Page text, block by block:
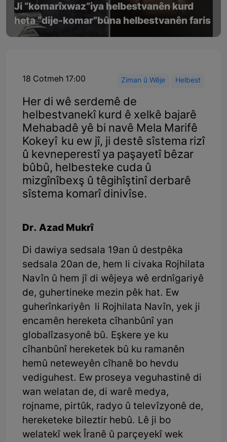
Ji “komarîxwaz”iya helbestvanên kurd
heta “dije-komar”bûna helbestvanên faris
18 Cotmeh 17:00 Ziman û Wêje Helbest
Her di wê serdemê de
helbestvanekî kurd ê xelkê bajarê
Mehabadê yê bi navê Mela Marifê
Kokeyî ku ew jî, ji destê sîstema rizî
û kevneperestî ya paşayetî bêzar
bûbû, helbesteke cuda û
mizgînîbexş û têgihîştinî derbarê
sîstema komarî dinivîse.
Dr. Azad Mukrî
Di dawiya sedsala 19an û destpêka
sedsala 20an de, hem li civaka Rojhilata
Navîn û hem jî di wêjeya wê erdnîgariyê
de, guhertineke mezin pêk hat. Ew
guherînkariyên li Rojhilata Navîn, yek ji
encamên hereketa cîhanbûnî yan
globalîzasyonê bû. Eşkere ye ku
cîhanbûnî hereketek bû ku ramanên
hemû neteweyên cîhanê bo hevdu
vediguhest. Ew proseya veguhastinê di
wan welatan de, di warê medya,
rojname, pirtûk, radyo û televîzyonê de,
hereketeke bileztir hebû. Lê ji bo
welatekî wek Îranê û parçeyekî wek